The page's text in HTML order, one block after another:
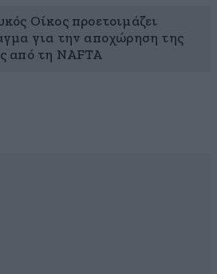
Οίκος προετοιμάζει
για την αποχώρηση της
από τη NAFTA